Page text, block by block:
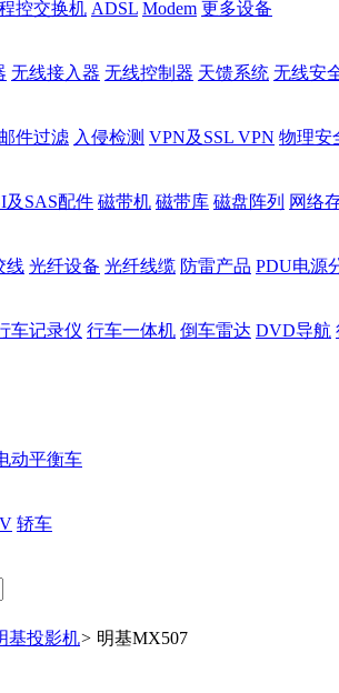
控交换机 ADSL Modem 更多设备
无线接入器 无线控制器 天馈系统 无线安
件过滤 入侵检测 VPN及SSL VPN 物理安
及SAS配件 磁带机 磁带库 磁盘阵列 网络
线 光纤设备 光纤线缆 防雷产品 PDU电源
车记录仪 行车一体机 倒车雷达 DVD导航
动平衡车
轿车
基投影机> 明基MX507